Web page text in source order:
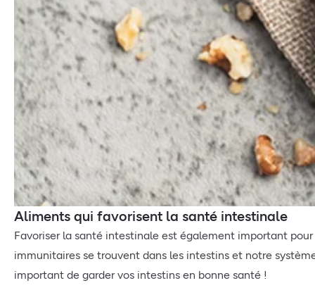
Aliments qui favorisent la santé intestinale
Favoriser la santé intestinale est également important
immunitaires se trouvent dans les intestins et notre
important de garder vos intestins en bonne santé !